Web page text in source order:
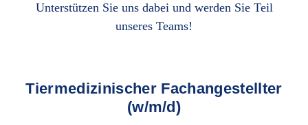
Unterstützen Sie uns dabei und werden Sie Teil
unseres Teams!
Tiermedizinischer Fachangestellter
(w/m/d)